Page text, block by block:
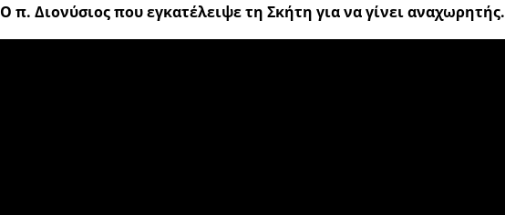
Ο π. Διονύσιος που εγκατέλειψε τη Σκήτη για να γίνει αναχωρητής.